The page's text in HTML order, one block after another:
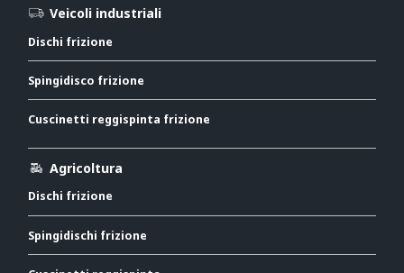
Veicoli industriali
Dischi frizione
Spingidisco frizione
Cuscinetti reggispinta frizione
Agricoltura
Dischi frizione
Spingidischi frizione